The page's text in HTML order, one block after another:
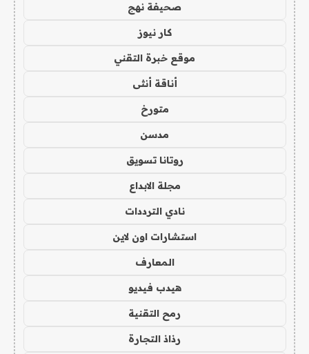
صحيفة نهج
كار نيوز
موقع خبرة التقني
أناقة أنثى
متورخ
مدسن
روتانا تسويق
مجلة الابداع
نادي الترددات
استشارات اون لاين
المعارف
هيدب فيديو
رمح التقنية
رذاذ التجارة